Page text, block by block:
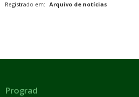
Registrado em: Arquivo de notícias
Prograd